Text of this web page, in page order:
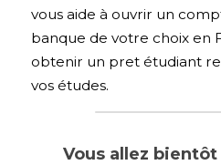
vous aide à ouvrir un
banque de votre choix en
obtenir un pret étudiant
vos études.
Vous allez